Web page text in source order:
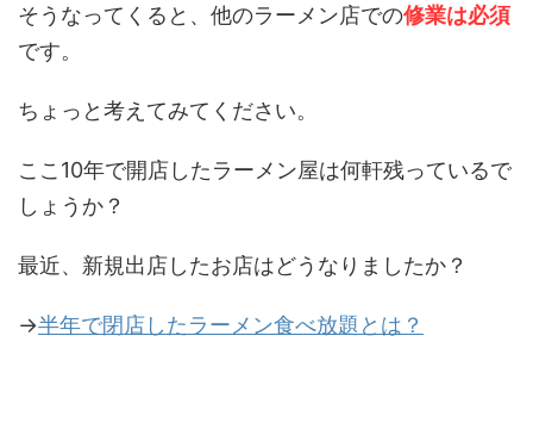
そうなってくると、他のラーメン店での修業は必須
です。
ちょっと考えてみてください。
ここ10年で開店したラーメン屋は何軒残っているで
しょうか？
最近、新規出店したお店はどうなりましたか？
→半年で閉店したラーメン食べ放題とは？